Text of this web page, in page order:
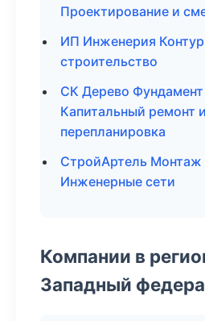
Проектирование и
ИП Инженерия
строительство
СК Дерево
Капитальный ремонт и
перепланировка
СтройАртель
Инженерные сети
Компании в
Западный